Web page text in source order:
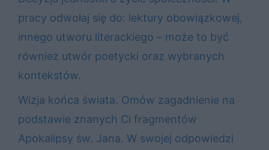
pracy odwołaj się do: lektury obowiązkowej,
innego utworu literackiego – może to być
również utwór poetycki oraz wybranych
kontekstów.
Wizja końca świata. Omów zagadnienie na
podstawie znanych Ci fragmentów
Apokalipsy św. Jana. W swojej odpowiedzi